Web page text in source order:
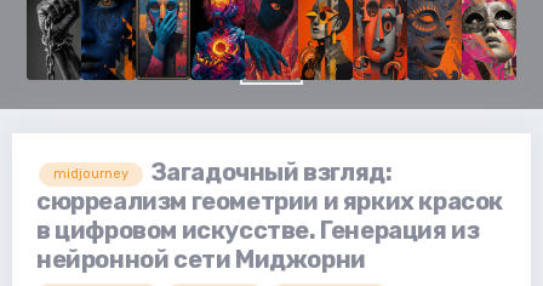
midjourney
Загадочный взгляд:
сюрреализм геометрии и ярких красок
в цифровом искусстве. Генерация из
нейронной сети Миджорни